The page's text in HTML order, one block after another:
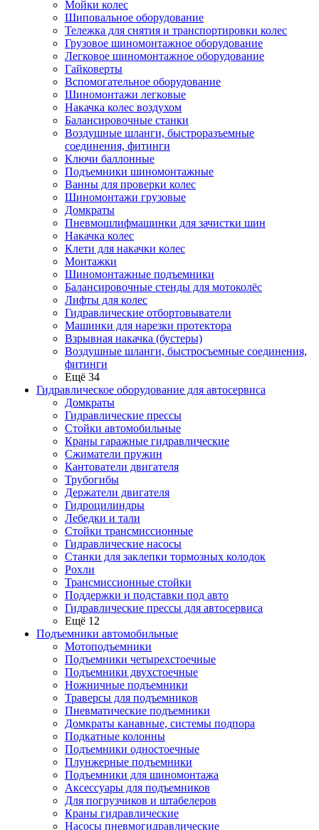
Мойки колес
Шиповальное оборудование
Тележка для снятия и транспортировки колес
Грузовое шиномонтажное оборудование
Легковое шиномонтажное оборудование
Гайковерты
Вспомогательное оборудование
Шиномонтажи легковые
Накачка колес воздухом
Балансировочные станки
Воздушные шланги, быстроразъемные
соединения, фитинги
Ключи баллонные
Подъемники шиномонтажные
Ванны для проверки колес
Шиномонтажи грузовые
Домкраты
Пневмошлифмашинки для зачистки шин
Накачка колес
Клети для накачки колес
Монтажки
Шиномонтажные подъемники
Балансировочные стенды для мотоколёс
Лифты для колес
Гидравлические отбортовыватели
Машинки для нарезки протектора
Взрывная накачка (бустеры)
Воздушные шланги, быстросъемные соединения,
фитинги
Ещё 34
Гидравлическое оборудование для автосервиса
Домкраты
Гидравлические прессы
Стойки автомобильные
Краны гаражные гидравлические
Сжиматели пружин
Кантователи двигателя
Трубогибы
Держатели двигателя
Гидроцилиндры
Лебедки и тали
Стойки трансмиссионные
Гидравлические насосы
Cтанки для заклепки тормозных колодок
Рохли
Трансмиссионные стойки
Поддержки и подставки под авто
Гидравлические прессы для автосервиса
Ещё 12
Подъемники автомобильные
Мотоподъемники
Подъемники четырехстоечные
Подъемники двухстоечные
Ножничные подъемники
Траверсы для подъемников
Пневматические подъемники
Домкраты канавные, системы подпора
Подкатные колонны
Подъемники одностоечные
Плунжерные подъемники
Подъемники для шиномонтажа
Аксессуары для подъемников
Для погрузчиков и штабелеров
Краны гидравлические
Насосы пневмогидравлические